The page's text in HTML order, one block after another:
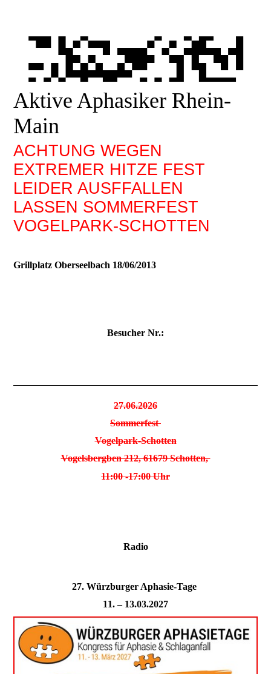
Aktive Aphasiker Rhein-
Main
ACHTUNG WEGEN
EXTREMER HITZE FEST
LEIDER AUSFFALLEN
LASSEN SOMMERFEST
VOGELPARK-SCHOTTEN
Grillplatz Oberseelbach 18/06/2013
Besucher Nr.:
27.06.2026
Sommerfest
Vogelpark-Schotten
Vogelsbergben 212, 61679 Schotten,
11:00 -17:00 Uhr
Radio
27. Würzburger Aphasie-Tage
11. – 13.03.2027